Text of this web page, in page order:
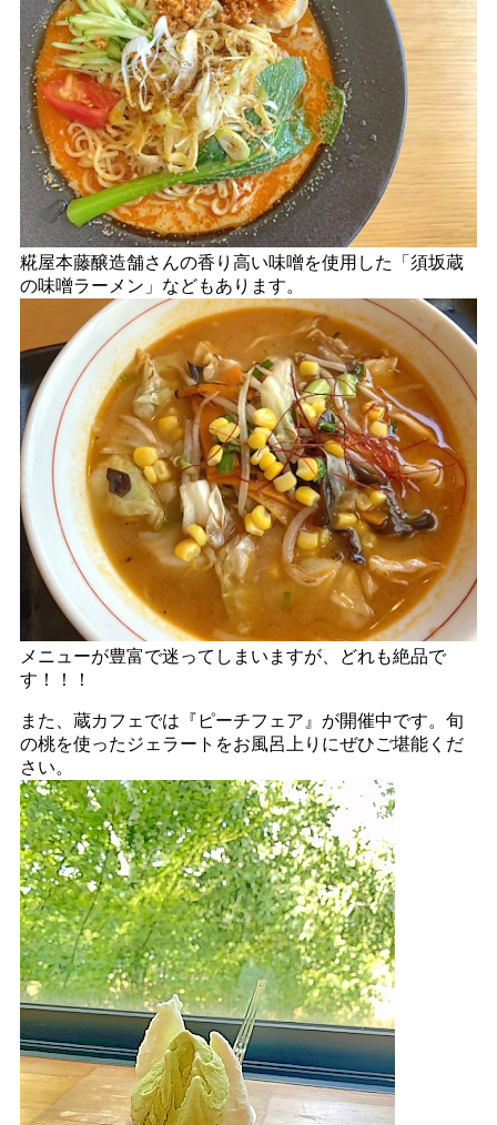
糀屋本藤醸造舗さんの香り高い味噌を使用した「須坂蔵
の味噌ラーメン」などもあります。
メニューが豊富で迷ってしまいますが、どれも絶品で
す！！！
また、蔵カフェでは『ピーチフェア』が開催中です。旬
の桃を使ったジェラートをお風呂上りにぜひご堪能くだ
さい。